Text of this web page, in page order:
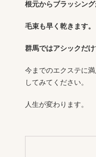
根元からブラッシング
毛束も早く乾きます。
群馬ではアシックだけ
今までのエクステに
してみてください。
人生が変わります。